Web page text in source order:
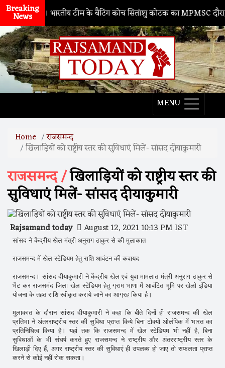
Breaking
News
। भारतीय टीम के बैटिंग कोच सितांशु कोटक का MPMSC दौरा, युवा
MENU
Home राजसमन्द
खिलाड़ियों को राष्ट्रीय स्तर की सुविधाएं मिलें- सांसद दीयाकुमारी
राजसमन्द /खिलाड़ियों को राष्ट्रीय स्तर की
सुविधाएं मिलें- सांसद दीयाकुमारी
Rajsamand today August 12, 2021 10:13 PM IST
सांसद ने केंद्रीय खेल मंत्री अनुराग ठाकुर से की मुलाकात
राजसमन्द में खेल स्टेडियम हेतु राशि आवंटन की कवायद
राजसमन्द। सांसद दीयाकुमारी ने केंद्रीय खेल एवं युवा मामलात मंत्री अनुराग ठाकुर से
भेंट कर राजसमंद जिला खेल स्टेडियम हेतु ग्राम भाणा में आवंटित भूमि पर खेलो इंडिया
योजना के तहत राशि स्वीकृत कराये जाने का आग्रह किया है।
मुलाकात के दौरान सांसद दीयाकुमारी ने कहा कि बीते दिनों ही राजसमन्द की खेल
प्रतिभा ने अंतरराष्ट्रीय स्तर की सुविधा प्राप्त किये बिना टोक्यो ओलंपिक में भारत का
प्रतिनिधित्व किया है। यहां तक कि राजसमन्द में खेल स्टेडियम भी नहीं है, बिना
सुविधाओं के भी संघर्ष करते हुए राजसमन्द ने राष्ट्रीय और अंतरराष्ट्रीय स्तर के
खिलाड़ी दिए हैं, अगर राष्ट्रीय स्तर की सुविधाएं ही उपलब्ध हो जाए तो सफलता प्राप्त
करने से कोई नहीं रोक सकता।